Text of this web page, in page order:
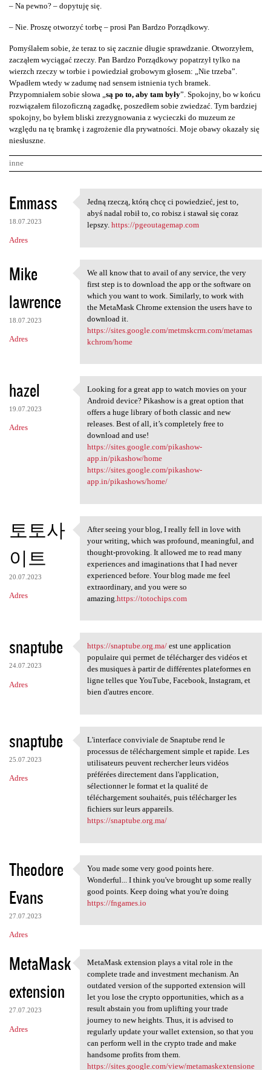
– Na pewno? – dopytuję się.
– Nie. Proszę otworzyć torbę – prosi Pan Bardzo Porządkowy.
Pomyślałem sobie, że teraz to się zacznie długie sprawdzanie. Otworzyłem,
zacząłem wyciągać rzeczy. Pan Bardzo Porządkowy popatrzył tylko na
wierzch rzeczy w torbie i powiedział grobowym głosem: „Nie trzeba”.
Wpadłem wtedy w zadumę nad sensem istnienia tych bramek.
Przypomniałem sobie słowa „ są po to, aby tam były”. Spokojny, bo w końcu
rozwiązałem filozoficzną zagadkę, poszedłem sobie zwiedzać. Tym bardziej
spokojny, bo byłem bliski zrezygnowania z wycieczki do muzeum ze
względu na tę bramkę i zagrożenie dla prywatności. Moje obawy okazały się
niesłuszne.
inne
K
o
m
e
n
t
a
r
z
Emmass
18.07.2023
Adres
Jedną rzeczą, którą chcę ci
Jedną rzeczą, którą chcę ci powiedzieć, jest to,
abyś nadal robił to, co robisz i stawał się coraz
lepszy. https://pgeoutagemap.com
Mike
lawrence
18.07.2023
Adres
We all know that to avail of
We all know that to avail of any service, the very
first step is to download the app or the software on
which you want to work. Similarly, to work with
the MetaMask Chrome extension the users have to
download it.
https://sites.google.com/metmskcrm.com/metamas
kchrom/home
hazel
19.07.2023
Adres
Looking for a great app to
Looking for a great app to watch movies on your
Android device? Pikashow is a great option that
offers a huge library of both classic and new
releases. Best of all, it’s completely free to
download and use!
https://sites.google.com/pikashow-
app.in/pikashow/home
https://sites.google.com/pikashow-
app.in/pikashows/home/
토토사
이트
20.07.2023
Adres
After seeing your blog, I
After seeing your blog, I really fell in love with
your writing, which was profound, meaningful, and
thought-provoking. It allowed me to read many
experiences and imaginations that I had never
experienced before. Your blog made me feel
extraordinary, and you were so
amazing. https://totochips.com
snaptube
24.07.2023
Adres
https://snaptube.org.ma/ est
https://snaptube.org.ma/est une application
populaire qui permet de télécharger des vidéos et
des musiques à partir de différentes plateformes en
ligne telles que YouTube, Facebook, Instagram, et
bien d'autres encore.
snaptube
25.07.2023
Adres
L'interface conviviale de
L'interface conviviale de Snaptube rend le
processus de téléchargement simple et rapide. Les
utilisateurs peuvent rechercher leurs vidéos
préférées directement dans l'application,
sélectionner le format et la qualité de
téléchargement souhaités, puis télécharger les
fichiers sur leurs appareils.
https://snaptube.org.ma/
Theodore
Evans
27.07.2023
Adres
You made some very good
You made some very good points here.
Wonderful... I think you've brought up some really
good points. Keep doing what you're doing
https://fngames.io
MetaMask
extension
27.07.2023
Adres
MetaMask extension plays a
MetaMask extension plays a vital role in the
complete trade and investment mechanism. An
outdated version of the supported extension will
let you lose the crypto opportunities, which as a
result abstain you from uplifting your trade
journey to new heights. Thus, it is advised to
regularly update your wallet extension, so that you
can perform well in the crypto trade and make
handsome profits from them.
https://sites.google.com/view/metamaskextensione